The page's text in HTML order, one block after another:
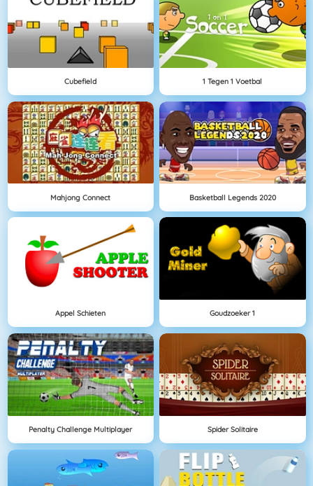
Cubefield 1 Tegen 1 Voetbal
Mahjong Connect Basketball Legends 2020
Appel Schieten Goudzoeker 1
Penalty Challenge Multiplayer Spider Solitaire